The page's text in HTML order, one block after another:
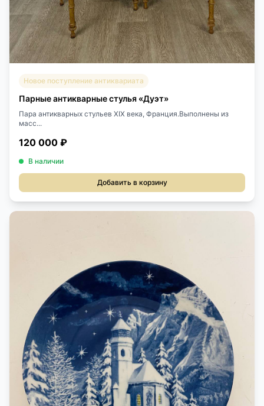
Новое поступление антиквариата
Парные антикварные стулья «Дуэт»
Пара антикварных стульев XIX века, Франция.Выполнены из
масс...
120 000 ₽
В наличии
Добавить в корзину